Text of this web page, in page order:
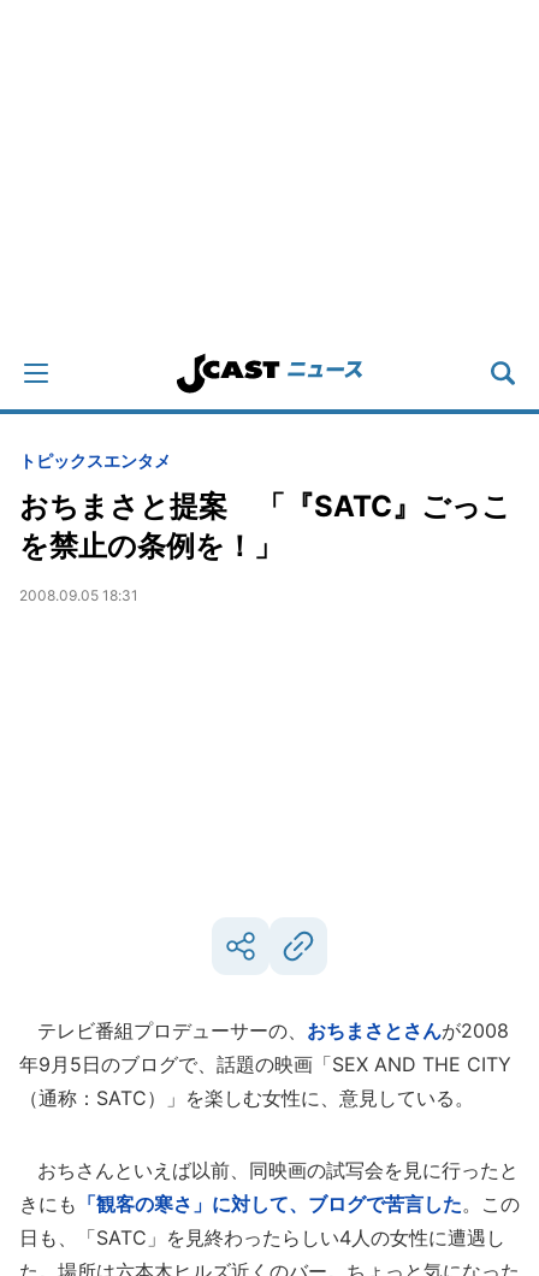
トピックスエンタメ
おちまさと提案 「『SATC』ごっこ
を禁止の条例を！」
2008.09.05 18:31
テレビ番組プロデューサーの、 おちまさとさんが2008
年9月5日のブログで、話題の映画「SEX AND THE CITY
（通称：SATC）」を楽しむ女性に、意見している。
おちさんといえば以前、同映画の試写会を見に行ったと
きにも 「観客の寒さ」に対して、ブログで苦言した。この
日も、「SATC」を見終わったらしい4人の女性に遭遇し
た。場所は六本木ヒルズ近くのバー。ちょっと気になった